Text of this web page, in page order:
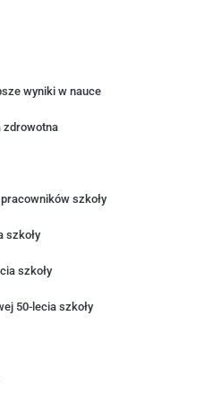
wyniki w nauce
zdrowotna
szkoły
szkoły
szkoły
50-lecia szkoły